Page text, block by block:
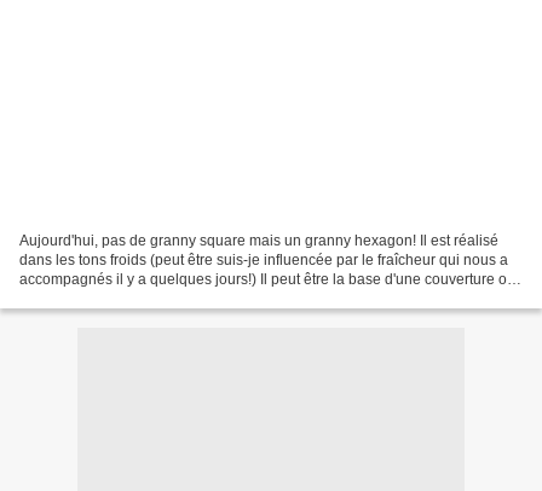
Aujourd'hui, pas de granny square mais un granny hexagon! Il est réalisé
dans les tons froids (peut être suis-je influencée par le fraîcheur qui nous a
accompagnés il y a quelques jours!) Il peut être la base d'une couverture ou